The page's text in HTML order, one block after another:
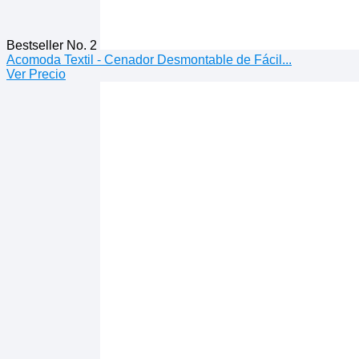
Bestseller No. 2
Acomoda Textil - Cenador Desmontable de Fácil...
Ver Precio